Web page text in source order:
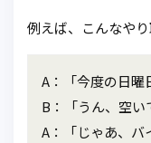
例えば、こんなやり
A：「今度の日曜
B：「うん、空い
A：「じゃあ、バ